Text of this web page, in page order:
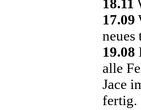
18.11
17.09
19.08
alle
Jace
fertig.